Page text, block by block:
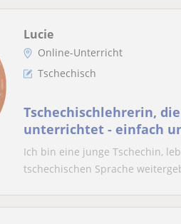
Lucie
Online-Unterricht
Tschechisch
Tschechischlehrerin,
unterrichtet - einfach
Ich bin eine junge Tschechin,
tschechischen Sprache